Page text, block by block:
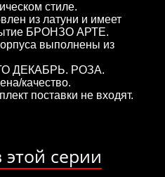
стиле.
из латуни и имеет
БРОНЗО АРТЕ.
выполнены из
ДЕКАБРЬ. РОЗА.
качество.
поставки не входят.
серии